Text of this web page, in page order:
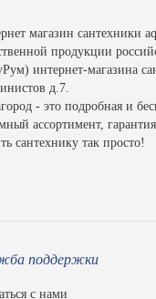
магазин сантехники
продукции
интернет-магазина
д.7.
- это подробная и
ассортимент,
сантехнику так просто!
поддержки
с нами